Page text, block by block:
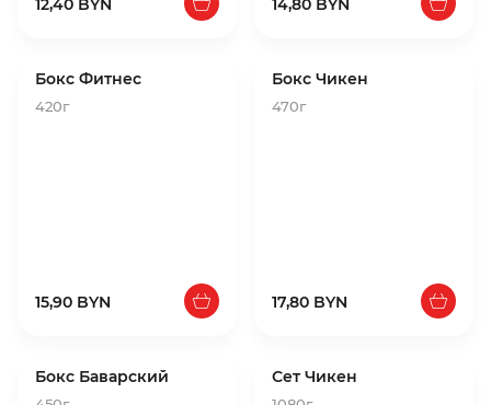
12,40 BYN 14,80 BYN
Бокс Фитнес
420г
15,90 BYN
Бокс Чикен
470г
17,80 BYN
Бокс Баварский Сет Чикен